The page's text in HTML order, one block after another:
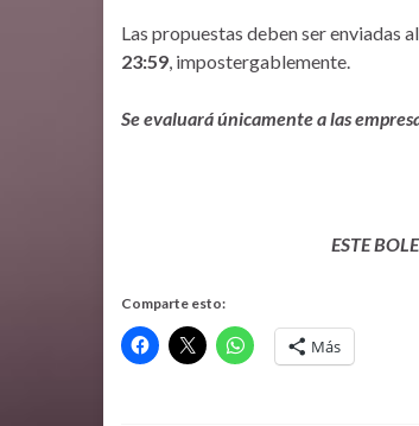
Las propuestas deben ser enviadas
23:59, impostergablemente.
Se evaluará únicamente a las
ESTE
Comparte esto:
Más